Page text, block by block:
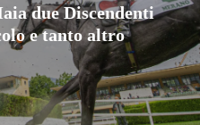
due Discendenti
e tanto altro